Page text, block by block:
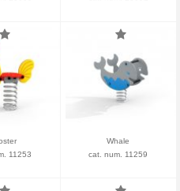
11253
Whale
cat. num. 11259